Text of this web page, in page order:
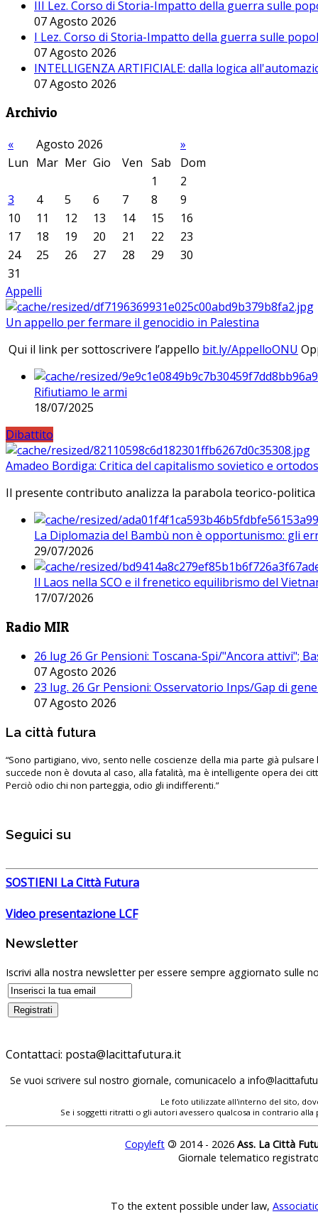
III Lez. Corso di Storia-Impatto della guerra sulle
07 Agosto 2026
I Lez. Corso di Storia-Impatto della guerra sulle
07 Agosto 2026
INTELLIGENZA ARTIFICIALE: dalla logica
07 Agosto 2026
Archivio
« Agosto 2026
»
Lun Mar Mer Gio Ven Sab
Dom
1
2
3
4 5 6 7 8
9
10
11 12 13 14 15
16
17
18 19 20 21 22
23
24
25 26 27 28 29
30
31
Appelli
Un appello per fermare il genocidio in Palestina
Qui il link per sottoscrivere l’appello bit.ly/AppelloONU
Rifiutiamo le armi
18/07/2025
Dibattito
Amadeo Bordiga: Critica del capitalismo sovietico e
Il presente contributo analizza la parabola teorico-
La Diplomazia del Bambù non è opportunismo: gli
29/07/2026
Il Laos nella SCO e il frenetico equilibrismo del
17/07/2026
Radio MIR
26 lug 26 Gr Pensioni: Toscana-Spi/"Ancora attivi";
07 Agosto 2026
23 lug. 26 Gr Pensioni: Osservatorio Inps/Gap di
07 Agosto 2026
La città futura
“Sono partigiano, vivo, sento nelle coscienze della mia parte già pulsare
succede non è dovuta al caso, alla fatalità, ma è intelligente opera dei
Perciò odio chi non parteggia, odio gli indifferenti.”
Seguici su
SOSTIENI La Città Futura
Video presentazione LCF
Newsletter
Iscrivi alla nostra newsletter per essere sempre aggiornato sulle
Contattaci:
Se vuoi scrivere sul nostro giornale, comunicacelo a
Le foto utilizzate all'interno del sito,
Se i soggetti ritratti o gli autori avessero qualcosa in contrario
Copyleft © 2014 - 2026 Ass. La Città
Giornale telematico
To the extent possible under law,